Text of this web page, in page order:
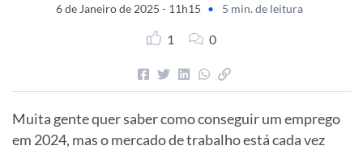
6 de Janeiro de 2025 - 11h15 • 5 min. de leitura
1 0
Muita gente quer saber como conseguir um emprego
em 2024, mas o mercado de trabalho está cada vez